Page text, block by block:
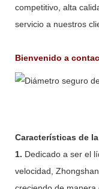
competitivo, alta
servicio a nuestros
Bienvenido a
Características de
1. Dedicado a ser el
velocidad,